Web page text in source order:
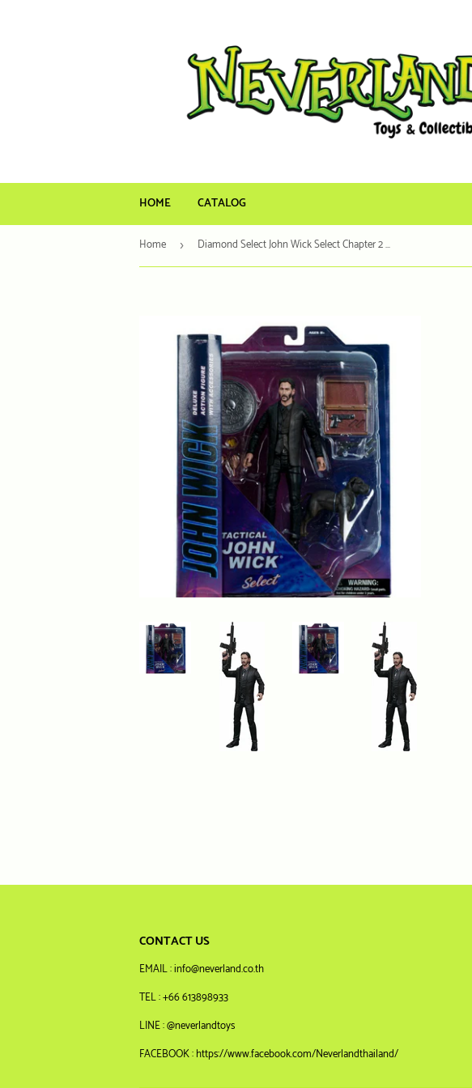
HOME CATALOG
Home › Diamond Select John Wick Select Chapter 2 Black Suit Action Figure
CONTACT US
EMAIL : info@neverland.co.th
TEL : +66 613898933
LINE : @neverlandtoys
FACEBOOK : https://www.facebook.com/Neverlandthailand/